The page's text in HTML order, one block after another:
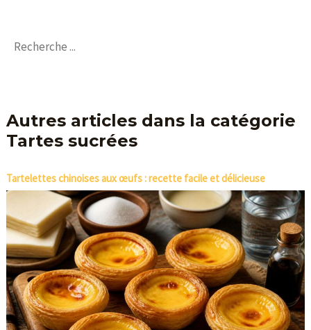
Autres articles dans la catégorie
Tartes sucrées
Tartelettes chinoises aux œufs : recette facile et délicieuse